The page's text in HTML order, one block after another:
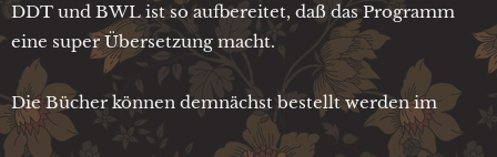
DDT und BWL ist so aufbereitet, daß das Programm
eine super Übersetzung macht.
Die Bücher können demnächst bestellt werden im